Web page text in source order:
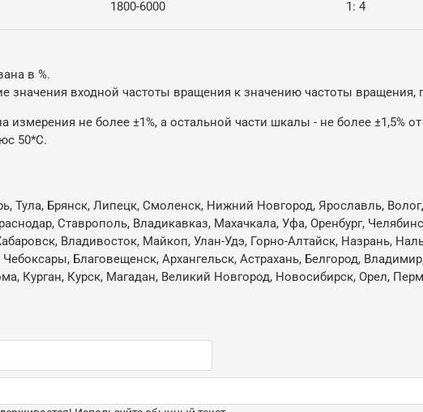
1800-6000 1: 4
в %.
значения входной частоты вращения к значению частоты вращения,
не более ±1%, а остальной части шкалы - не более ±1,5%
50*С.
Тула, Брянск, Липецк, Смоленск, Нижний Новгород, Ярославль,
Ставрополь, Владикавказ, Махачкала, Уфа, Оренбург,
Владивосток, Майкоп, Улан-Удэ, Горно-Алтайск, Назрань,
Благовещенск, Архангельск, Астрахань, Белгород,
Курган, Курск, Магадан, Великий Новгород, Новосибирск, Орел,